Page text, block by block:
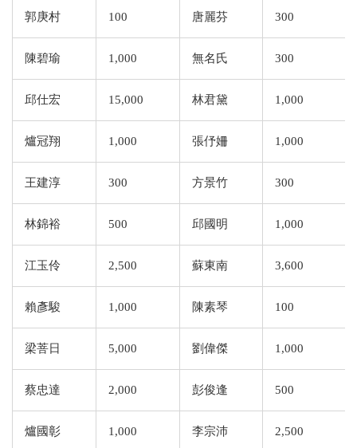
郭庚村 100 唐麗芬 300
陳碧瑜 1,000 無名氏 300
邱仕宏 15,000 林君黛 1,000
爐冠翔 1,000 張伃姍 1,000
王建淳 300 方景竹 300
林錦裕 500 邱國明 1,000
江玉伶 2,500 蘇東南 3,600
賴彥駿 1,000 陳素琴 100
梁菩日 5,000 劉偉傑 1,000
蔡忠達 2,000 彭俊逢 500
爐國彰 1,000 李宗沛 2,500